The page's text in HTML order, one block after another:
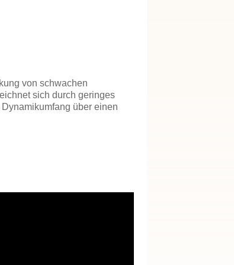
von schwachen
sich durch geringes
über einen